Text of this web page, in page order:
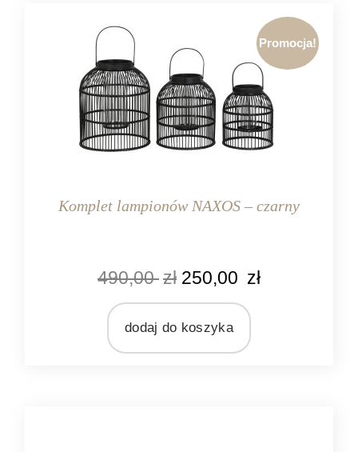
Promocja!
Komplet lampionów NAXOS – czarny
490,00zł 250,00 zł
dodaj do koszyka